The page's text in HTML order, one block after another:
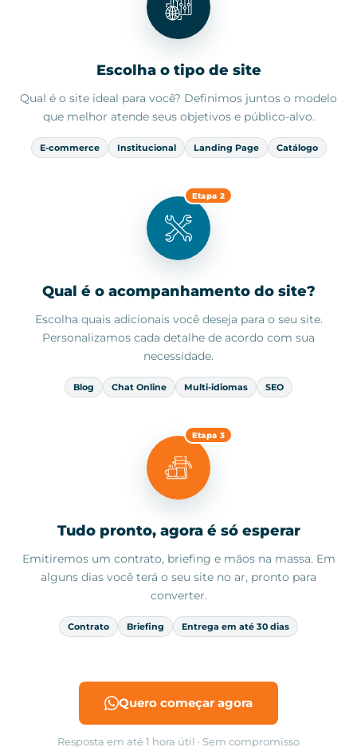
Escolha o tipo de site
Qual é o site ideal para você? Definimos juntos o modelo
que melhor atende seus objetivos e público-alvo.
E-commerce Institucional Landing Page Catálogo
Etapa 2
Qual é o acompanhamento do site?
Escolha quais adicionais você deseja para o seu site.
Personalizamos cada detalhe de acordo com sua
necessidade.
Blog Chat Online Multi-idiomas SEO
Etapa 3
Tudo pronto, agora é só esperar
Emitiremos um contrato, briefing e mãos na massa. Em
alguns dias você terá o seu site no ar, pronto para
converter.
Contrato Briefing Entrega em até 30 dias
Quero começar agora
Resposta em até 1 hora útil · Sem compromisso